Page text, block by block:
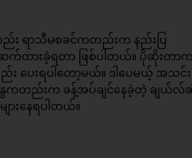
း ရာသီမစခင်ကတည်းက နည်းပြ
ထားခဲ့ရတာ ဖြစ်ပါတယ်။ ပိုဆိုးတာ
ေးရပါတော့မယ်။ ဒါပေမယ့် အသင်း
တည်းက ခန့်အပ်ချင်နေခဲ့တဲ့ ချယ်လ်
းနေရပါတယ်။